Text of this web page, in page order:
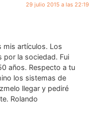
29 julio 2015 a las 22:19
mis artículos. Los
por la sociedad. Fui
años. Respecto a tu
los sistemas de
llegar y pediré
Rolando